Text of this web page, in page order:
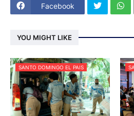
Facebook
YOU MIGHT LIKE
SANTO DOMINGO EL PAIS